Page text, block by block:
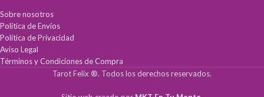
Sobre nosotros
Política de Envíos
Política de Privacidad
Aviso Legal
Términos y Condiciones de Compra
Tarot Felix ®. Todos los derechos reservados.